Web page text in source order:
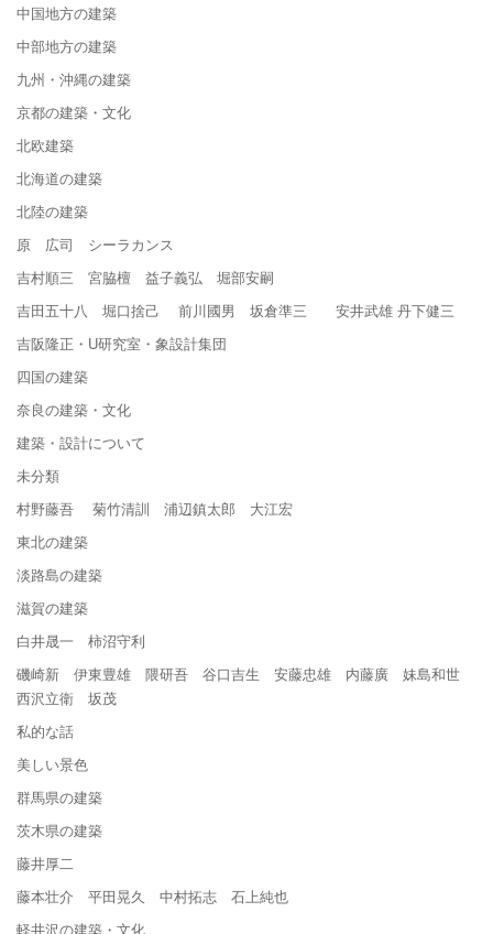
中国地方の建築
中部地方の建築
九州・沖縄の建築
京都の建築・文化
北欧建築
北海道の建築
北陸の建築
原 広司 シーラカンス
吉村順三 宮脇檀 益子義弘 堀部安嗣
吉田五十八 堀口捨己 前川國男 坂倉準三 安井武雄 丹下健三
吉阪隆正・U研究室・象設計集団
四国の建築
奈良の建築・文化
建築・設計について
未分類
村野藤吾 菊竹清訓 浦辺鎮太郎 大江宏
東北の建築
淡路島の建築
滋賀の建築
白井晟一 柿沼守利
磯崎新 伊東豊雄 隈研吾 谷口吉生 安藤忠雄 内藤廣 妹島和世
西沢立衛 坂茂
私的な話
美しい景色
群馬県の建築
茨木県の建築
藤井厚二
藤本壮介 平田晃久 中村拓志 石上純也
軽井沢の建築・文化